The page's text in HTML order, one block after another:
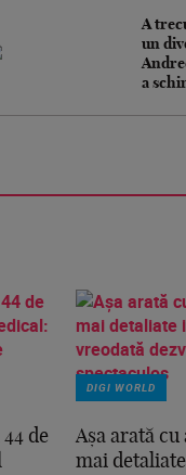
A
un
a
de
DIGI WORLD
Așa arată cu
mai